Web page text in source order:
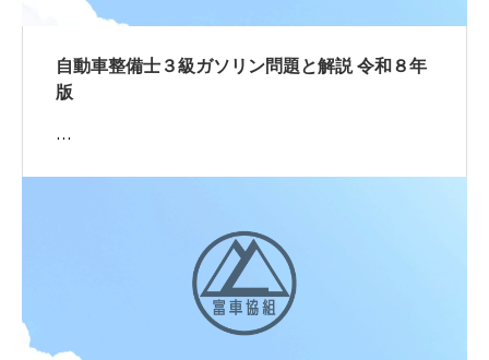
自動車整備士３級ガソリン問題と解説 令和８年
版
…